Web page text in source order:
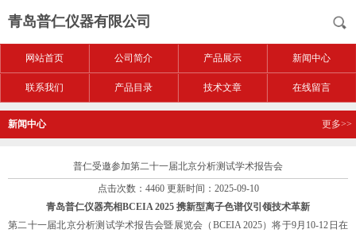
青岛普仁仪器有限公司
网站首页 公司简介 产品展示 新闻中心
联系我们 产品目录 技术文章 在线留言
新闻中心 更多>>
普仁受邀参加第二十一届北京分析测试学术报告会
点击次数：4460 更新时间：2025-09-10
青岛普仁仪器亮相BCEIA 2025 携新型离子色谱仪引领技术革新‌
第二十一届北京分析测试学术报告会暨展览会（BCEIA 2025）将于9月10-12日在